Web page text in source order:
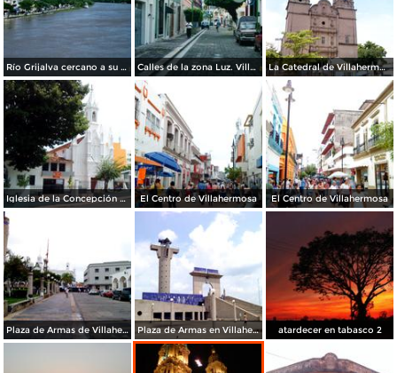
Río Grijalva cercano a su nivel crítico de desbordamiento. Villahermosa, Tabasco Calles de la zona Luz. Villahermosa, Tabasco La Catedral de Villahermosa
Iglesia de la Concepción de Villahermosa El Centro de Villahermosa El Centro de Villahermosa
Plaza de Armas de Villahermosa Plaza de Armas en Villahermosa atardecer en tabasco 2